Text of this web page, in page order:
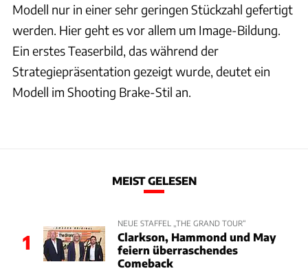
Modell nur in einer sehr geringen Stückzahl gefertigt
werden. Hier geht es vor allem um Image-Bildung.
Ein erstes Teaserbild, das während der
Strategiepräsentation gezeigt wurde, deutet ein
Modell im Shooting Brake-Stil an.
MEIST GELESEN
1
NEUE STAFFEL „THE GRAND TOUR“
Clarkson, Hammond und May
feiern überraschendes
Comeback